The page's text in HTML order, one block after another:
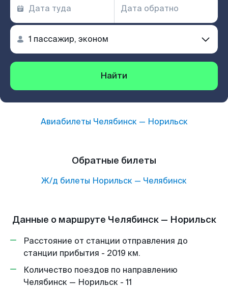
Найти
Авиабилеты Челябинск— Норильск
Обратные билеты
Ж/д билеты Норильск — Челябинск
Данные о маршруте Челябинск — Норильск
Расстояние от станции отправления до
станции прибытия - 2019 км.
Количество поездов по направлению
Челябинск — Норильск - 11